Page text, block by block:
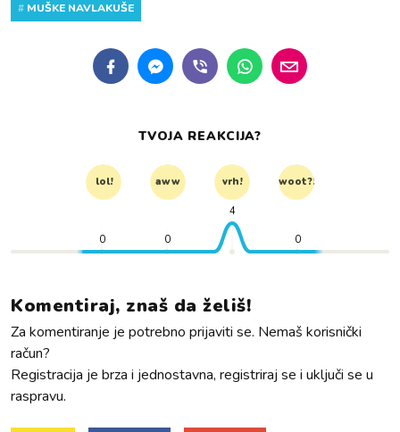
# MUŠKE NAVLAKUŠE
TVOJA REAKCIJA?
lol! aww vrh! woot?!
0 0
4
0
Komentiraj, znaš da želiš!
Za komentiranje je potrebno prijaviti se. Nemaš korisnički
račun?
Registracija je brza i jednostavna, registriraj se i uključi se u
raspravu.